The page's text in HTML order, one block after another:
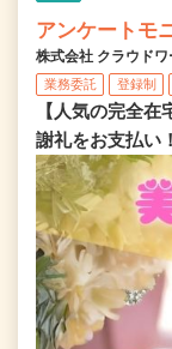
アンケートモ
株式会社 クラウドワ
業務委託 登録制
【人気の完全
謝礼をお支払い